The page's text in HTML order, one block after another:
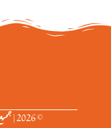
© 2026 | جميع الحقوق محفوظة لمؤسسة بازرعة التنموية الخيرية